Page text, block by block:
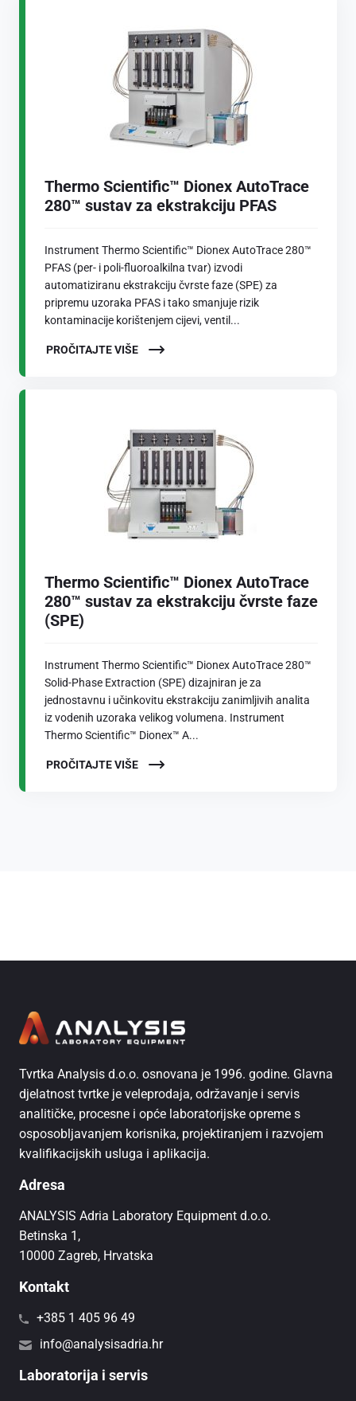
Thermo Scientific™ Dionex AutoTrace
280™ sustav za ekstrakciju PFAS
Instrument Thermo Scientific™ Dionex AutoTrace 280™
PFAS (per- i poli-fluoroalkilna tvar) izvodi
automatiziranu ekstrakciju čvrste faze (SPE) za
pripremu uzoraka PFAS i tako smanjuje rizik
kontaminacije korištenjem cijevi, ventil...
PROČITAJTE VIŠE
Thermo Scientific™ Dionex AutoTrace
280™ sustav za ekstrakciju čvrste faze
(SPE)
Instrument Thermo Scientific™ Dionex AutoTrace 280™
Solid-Phase Extraction (SPE) dizajniran je za
jednostavnu i učinkovitu ekstrakciju zanimljivih analita
iz vodenih uzoraka velikog volumena. Instrument
Thermo Scientific™ Dionex™ A...
PROČITAJTE VIŠE
Tvrtka Analysis d.o.o. osnovana je 1996. godine. Glavna
djelatnost tvrtke je veleprodaja, održavanje i servis
analitičke, procesne i opće laboratorijske opreme s
osposobljavanjem korisnika, projektiranjem i razvojem
kvalifikacijskih usluga i aplikacija.
Adresa
ANALYSIS Adria Laboratory Equipment d.o.o.
Betinska 1,
10000 Zagreb, Hrvatska
Kontakt
+385 1 405 96 49
info@analysisadria.hr
Laboratorija i servis